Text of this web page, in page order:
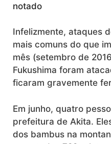
notado
Infelizmente, ataques
mais comuns do que
mês (setembro de
Fukushima foram
ficaram gravemente
Em junho, quatro
prefeitura de Akita.
dos bambus na